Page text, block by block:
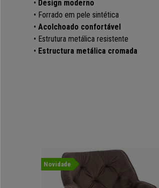
• Design moderno
• Forrado em pele sintética
• Acolchoado confortável
• Estrutura metálica resistente
• Estructura metálica cromada
Novidade